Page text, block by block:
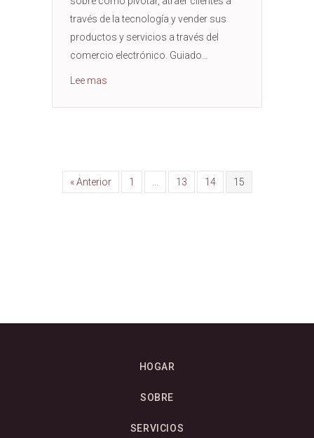
través de la tecnología y vender sus
productos y servicios a través del
comercio electrónico. Guiado…
Lee mas
« Anterior 1 … 13 14 15
HOGAR
SOBRE
SERVICIOS